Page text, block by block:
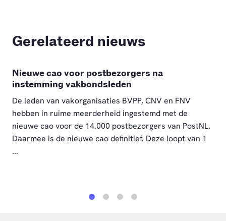
Gerelateerd nieuws
Nieuwe cao voor postbezorgers na
instemming vakbondsleden
De leden van vakorganisaties BVPP, CNV en FNV
hebben in ruime meerderheid ingestemd met de
nieuwe cao voor de 14.000 postbezorgers van PostNL.
Daarmee is de nieuwe cao definitief. Deze loopt van 1
...